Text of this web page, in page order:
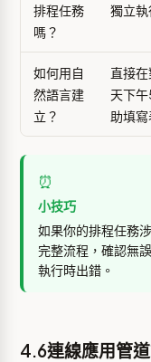
排程任務
嗎？
獨立執
如何用自
然語言建
立？
直接
天下
助填寫
⏰
小技巧
如果你的排程任務
完整流程，確認無
執行時出錯。
4.6連線應用管